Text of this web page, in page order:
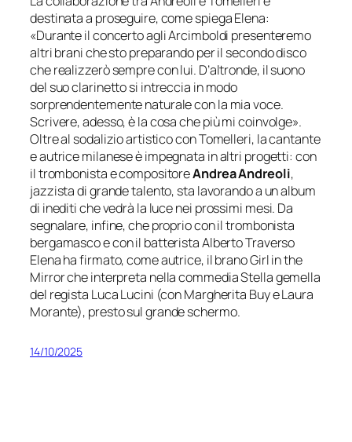
destinata a proseguire, come spiega Elena:
«Durante il concerto agli Arcimboldi presenteremo
altri brani che sto preparando per il secondo disco
che realizzerò sempre con lui. D’altronde, il suono
del suo clarinetto si intreccia in modo
sorprendentemente naturale con la mia voce.
Scrivere, adesso, è la cosa che più mi coinvolge».
Oltre al sodalizio artistico conTomelleri, la cantante
e autrice milanese è impegnata in altri progetti: con
il trombonista e compositoreAndrea Andreoli,
jazzista di grande talento, sta lavorando a un album
di inediti che vedrà la luce nei prossimi mesi. Da
segnalare, infine, che proprio con il trombonista
bergamasco e con il batterista Alberto Traverso
Elena ha firmato, come autrice, il branoGirl in the
Mirrorche interpreta nella commediaStella gemella
del regista Luca Lucini (con Margherita Buy e Laura
Morante), presto sul grande schermo.
14/10/2025